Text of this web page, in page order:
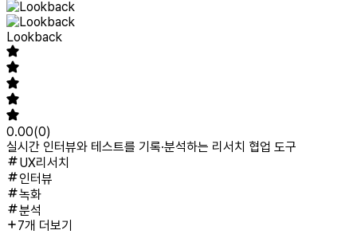
Lookback
0.00(0)
실시간 인터뷰와 테스트를 기록·분석하는 리서치 협업 도구
UX리서치
인터뷰
녹화
분석
7개 더보기